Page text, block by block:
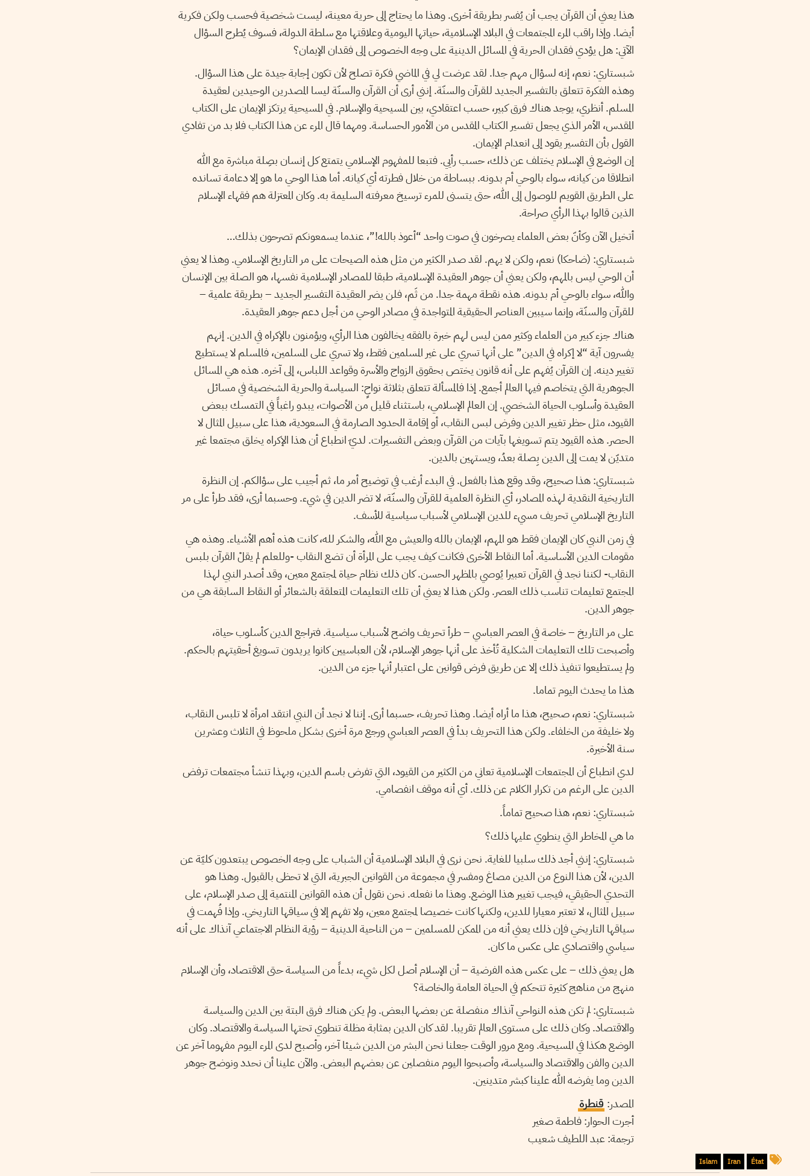
هذا يعني أن القرآن يجب أن يُفسر بطريقة أخرى. وهذا ما يحتاج إلى حرية معينة، ليست شخصية فحسب ولكن فكرية
أيضا. وإذا راقب المرء المجتمعات في البلاد الإسلامية، حياتها اليومية وعلاقتها مع سلطة الدولة، فسوف يُطرح السؤال
الآتي: هل يؤدي فقدان الحرية في المسائل الدينية على وجه الخصوص إلى فقدان الإيمان؟
شبستاري: نعم، إنه لسؤال مهم جدا. لقد عرضت لي في الماضي فكرة تصلح لأن تكون إجابة جيدة على هذا السؤال.
وهذه الفكرة تتعلق بالتفسير الجديد للقرآن والسنّة. إنني أرى أن القرآن والسنّة ليسا المصدرين الوحيدين لعقيدة
المسلم. أنظري، يوجد هناك فرق كبير، حسب اعتقادي، بين المسيحية والإسلام. في المسيحية يرتكز الإيمان على الكتاب
المقدس، الأمر الذي يجعل تفسير الكتاب المقدس من الأمور الحساسة. ومهما قال المرء عن هذا الكتاب فلا بد من تفادي
القول بأن التفسير يقود إلى انعدام الإيمان.
إن الوضع في الإسلام يختلف عن ذلك، حسب رأيي. فتبعا للمفهوم الإسلامي يتمتع كل إنسان بصِلة مباشرة مع الله
انطلاقا من كيانه، سواء بالوحي أم بدونه. ببساطة من خلال فطرته أي كيانه. أما هذا الوحي ما هو إلا دعامة تسانده
على الطريق القويم للوصول إلى الله، حتى يتسنى للمرء ترسيخ معرفته السليمة به. وكان المعتزلة هم فقهاء الإسلام
الذين قالوا بهذا الرأي صراحة.
أتخيل الآن وكأنّ بعض العلماء يصرخون في صوت واحد “أعوذ بالله!”، عندما يسمعونكم تصرحون بذلك…
شبستاري: (ضاحكا) نعم، ولكن لا يهم. لقد صدر الكثير من مثل هذه الصيحات على مر التاريخ الإسلامي. وهذا لا يعني
أن الوحي ليس بالمهم، ولكن يعني أن جوهر العقيدة الإسلامية، طبقا للمصادر الإسلامية نفسها، هو الصلة بين الإنسان
والله، سواء بالوحي أم بدونه. هذه نقطة مهمة جدا. من ثَم، فلن يضر العقيدة التفسير الجديد – بطريقة علمية –
للقرآن والسنّة، وإنما سيبين العناصر الحقيقية المتواجدة في مصادر الوحي من أجل دعم جوهر العقيدة.
هناك جزء كبير من العلماء وكثير ممن ليس لهم خبرة بالفقه يخالفون هذا الرأي، ويؤمنون بالإكراه في الدين. إنهم
يفسرون آية “لا إكراه في الدين” على أنها تسري على غير المسلمين فقط، ولا تسري على المسلمين، فالمسلم لا يستطيع
تغيير دينه. إن القرآن يُفهم على أنه قانون يختص بحقوق الزواج والأسرة وقواعد اللباس، إلى آخره. هذه هي المسائل
الجوهرية التي يتخاصم فيها العالم أجمع. إذا فالمسألة تتعلق بثلاثة نواحٍ: السياسة والحرية الشخصية في مسائل
العقيدة وأسلوب الحياة الشخصي. إن العالم الإسلامي، باستثناء قليل من الأصوات، يبدو راغباً في التمسك ببعض
القيود، مثل حظر تغيير الدين وفرض لبس النقاب، أو إقامة الحدود الصارمة في السعودية، هذا على سبيل المثال لا
الحصر. هذه القيود يتم تسويغها بآيات من القرآن وبعض التفسيرات. لديّ انطباع أن هذا الإكراه يخلق مجتمعا غير
متديّن لا يمت إلى الدين بِصلة بعدُ، ويستهين بالدين.
شبستاري: هذا صحيح، وقد وقع هذا بالفعل. في البدء أرغب في توضيح أمر ما، ثم أجيب على سؤالكم. إن النظرة
التاريخية النقدية لهذه المصادر، أي النظرة العلمية للقرآن والسنّة، لا تضر الدين في شيء. وحسبما أرى، فقد طرأ على مر
التاريخ الإسلامي تحريف مسيء للدين الإسلامي لأسباب سياسية للأسف.
في زمن النبي كان الإيمان فقط هو المهم، الإيمان بالله والعيش مع الله، والشكر لله، كانت هذه أهم الأشياء. وهذه هي
مقومات الدين الأساسية. أما النقاط الأخرى فكانت كيف يجب على المرأة أن تضع النقاب -وللعلم لم يقلْ القرآن بلبس
النقاب- لكننا نجد في القرآن تعبيرا يُوصي بالمظهر الحسن. كان ذلك نظام حياة لمجتمع معين، وقد أصدر النبي لهذا
المجتمع تعليمات تناسب ذلك العصر. ولكن هذا لا يعني أن تلك التعليمات المتعلقة بالشعائر أو النقاط السابقة هي من
جوهر الدين.
على مر التاريخ – خاصة في العصر العباسي – طرأ تحريف واضح لأسباب سياسية. فتراجع الدين كأسلوب حياة،
وأصبحت تلك التعليمات الشكلية تُأخذ على أنها جوهر الإسلام، لأن العباسيين كانوا يريدون تسويغ أحقيتهم بالحكم.
ولم يستطيعوا تنفيذ ذلك إلا عن طريق فرض قوانين على اعتبار أنها جزء من الدين.
هذا ما يحدث اليوم تماما.
شبستاري: نعم، صحيح، هذا ما أراه أيضا. وهذا تحريف، حسبما أرى. إننا لا نجد أن النبي انتقد امرأة لا تلبس النقاب،
ولا خليفة من الخلفاء. ولكن هذا التحريف بدأ في العصر العباسي ورجع مرة أخرى بشكل ملحوظ في الثلاث وعشرين
سنة الأخيرة.
لدي انطباع أن المجتمعات الإسلامية تعاني من الكثير من القيود، التي تفرض باسم الدين، وبهذا تنشأ مجتمعات ترفض
الدين على الرغم من تكرار الكلام عن ذلك. أي أنه موقف انفصامي.
شبستاري: نعم، هذا صحيح تماماً.
ما هي المخاطر التي ينطوي عليها ذلك؟
شبستاري: إنني أجد ذلك سلبيا للغاية. نحن نرى في البلاد الإسلامية أن الشباب على وجه الخصوص يبتعدون كليّة عن
الدين، لأن هذا النوع من الدين مصاغ ومفسر في مجموعة من القوانين الجبرية، التي لا تحظى بالقبول. وهذا هو
التحدي الحقيقي، فيجب تغيير هذا الوضع. وهذا ما نفعله. نحن نقول أن هذه القوانين المنتمية إلى صدر الإسلام، على
سبيل المثال، لا تعتبر معيارا للدين، ولكنها كانت خصيصا لمجتمع معين، ولا تفهم إلا في سياقها التاريخي. وإذا فُهمت في
سياقها التاريخي فإن ذلك يعني أنه من الممكن للمسلمين – من الناحية الدينية – رؤية النظام الاجتماعي آنذاك على أنه
سياسي واقتصادي على عكس ما كان.
هل يعني ذلك – على عكس هذه الفرضية – أن الإسلام أصل لكل شيء، بدءاً من السياسة حتى الاقتصاد، وأن الإسلام
منهج من مناهج كثيرة تتحكم في الحياة العامة والخاصة؟
شبستاري: لم تكن هذه النواحي آنذاك منفصلة عن بعضها البعض. ولم يكن هناك فرق البتة بين الدين والسياسة
والاقتصاد. وكان ذلك على مستوى العالم تقريبا. لقد كان الدين بمثابة مظلة تنطوي تحتها السياسة والاقتصاد. وكان
الوضع هكذا في المسيحية. ومع مرور الوقت جعلنا نحن البشر من الدين شيئا آخر، وأصبح لدى المرء اليوم مفهوما آخر عن
الدين والفن والاقتصاد والسياسة، وأصبحوا اليوم منفصلين عن بعضهم البعض. والآن علينا أن نحدد ونوضح جوهر
الدين وما يفرضه الله علينا كبشر متدينين.
المصدر: قنطرة
أجرت الحوار: فاطمة صغير
ترجمة: عبد اللطيف شعيب
État
Iran
Islam